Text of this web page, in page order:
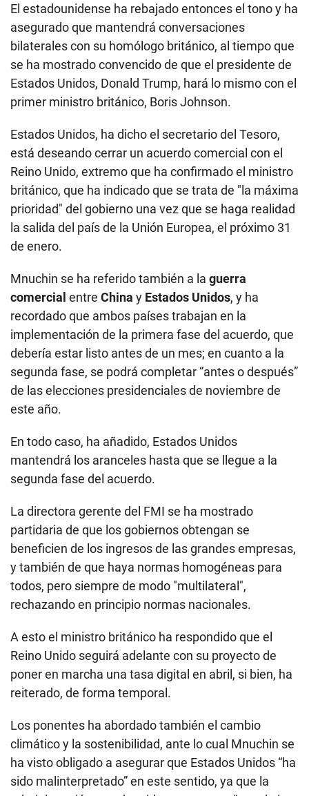
El estadounidense ha rebajado entonces el tono y ha
asegurado que mantendrá conversaciones
bilaterales con su homólogo británico, al tiempo que
se ha mostrado convencido de que el presidente de
Estados Unidos, Donald Trump, hará lo mismo con el
primer ministro británico, Boris Johnson.
Estados Unidos, ha dicho el secretario del Tesoro,
está deseando cerrar un acuerdo comercial con el
Reino Unido, extremo que ha confirmado el ministro
británico, que ha indicado que se trata de "la máxima
prioridad" del gobierno una vez que se haga realidad
la salida del país de la Unión Europea, el próximo 31
de enero.
Mnuchin se ha referido también a la guerra
comercial entre China y Estados Unidos, y ha
recordado que ambos países trabajan en la
implementación de la primera fase del acuerdo, que
debería estar listo antes de un mes; en cuanto a la
segunda fase, se podrá completar “antes o después”
de las elecciones presidenciales de noviembre de
este año.
En todo caso, ha añadido, Estados Unidos
mantendrá los aranceles hasta que se llegue a la
segunda fase del acuerdo.
La directora gerente del FMI se ha mostrado
partidaria de que los gobiernos obtengan se
beneficien de los ingresos de las grandes empresas,
y también de que haya normas homogéneas para
todos, pero siempre de modo "multilateral",
rechazando en principio normas nacionales.
A esto el ministro británico ha respondido que el
Reino Unido seguirá adelante con su proyecto de
poner en marcha una tasa digital en abril, si bien, ha
reiterado, de forma temporal.
Los ponentes ha abordado también el cambio
climático y la sostenibilidad, ante lo cual Mnuchin se
ha visto obligado a asegurar que Estados Unidos “ha
sido malinterpretado” en este sentido, ya que la